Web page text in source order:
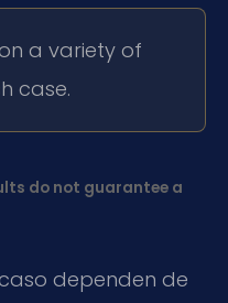
a variety of
case.
do not guarantee a
dependen de